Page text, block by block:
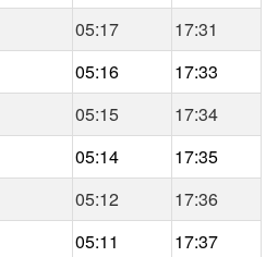
05:17
17:31
05:16
17:33
05:15
17:34
05:14
17:35
05:12
17:36
05:11
17:37